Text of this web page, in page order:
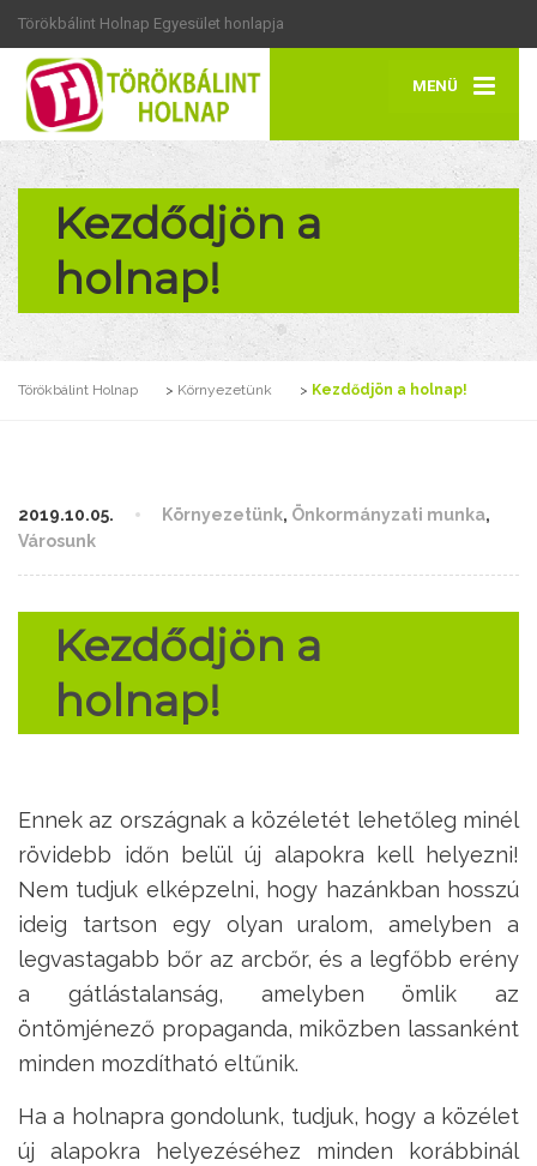
Törökbálint Holnap Egyesület honlapja
MENÜ
Kezdődjön a
holnap!
Törökbálint Holnap > Környezetünk > Kezdődjön a holnap!
2019.10.05. Környezetünk, Önkormányzati munka,
Városunk
Kezdődjön a
holnap!
Ennek az országnak a közéletét lehetőleg minél
rövidebb időn belül új alapokra kell helyezni!
Nem tudjuk elképzelni, hogy hazánkban hosszú
ideig tartson egy olyan uralom, amelyben a
legvastagabb bőr az arcbőr, és a legfőbb erény
a gátlástalanság, amelyben ömlik az
öntömjénező propaganda, miközben lassanként
minden mozdítható eltűnik.
Ha a holnapra gondolunk, tudjuk, hogy a közélet
új alapokra helyezéséhez minden korábbinál